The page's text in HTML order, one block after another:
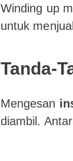
Winding up
untuk
Tanda-
Mengesan
diambil.